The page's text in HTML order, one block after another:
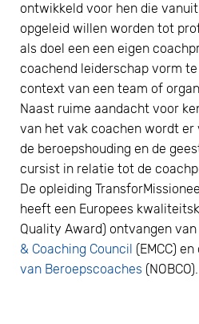
ontwikkeld voor hen die
opgeleid willen worden tot
als doel een een eigen
coachend leiderschap vorm
context van een team of
Naast ruime aandacht voor
van het vak coachen wordt er
de beroepshouding en de
cursist in relatie tot de
De opleiding
heeft een Europees
Quality Award) ontvangen van
& Coaching Council (EMCC) en
van Beroepscoaches (NOBCO).